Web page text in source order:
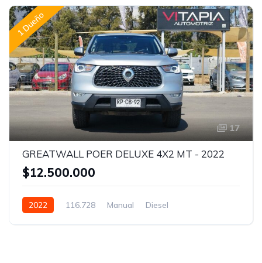
1 Dueño
17
GREATWALL POER DELUXE 4X2 MT - 2022
$12.500.000
2022 116.728 Manual Diesel